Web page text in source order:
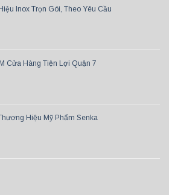
Inox Trọn Gói, Theo Yêu Cầu
Cửa Hàng Tiện Lợi Quận 7
Hiệu Mỹ Phẩm Senka